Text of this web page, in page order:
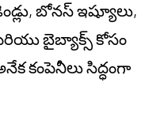
బోనస్ ఇష్యూలు,
మరియు బైబ్యాక్స్ కోసం
కంపెనీలు సిద్ధంగా